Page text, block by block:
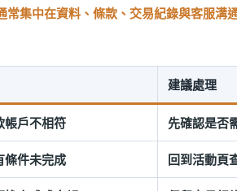
集中在資料、條款、交易紀錄與客服溝
建議處理
帳戶不相符 先確認是否
條件未完成 回到活動頁